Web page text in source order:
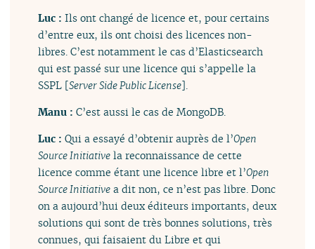
Luc :Ils ont changé de licence et, pour certains
d’entre eux, ils ont choisi des licences non-
libres. C’est notamment le cas d’Elasticsearch
qui est passé sur une licence qui s’appelle la
SSPL [Server Side Public License].
Manu :C’est aussi le cas de MongoDB.
Luc :Qui a essayé d’obtenir auprès de l’Open
Source Initiative la reconnaissance de cette
licence comme étant une licence libre et l’Open
Source Initiative a dit non, ce n’est pas libre. Donc
on a aujourd’hui deux éditeurs importants, deux
solutions qui sont de très bonnes solutions, très
connues, qui faisaient du Libre et qui